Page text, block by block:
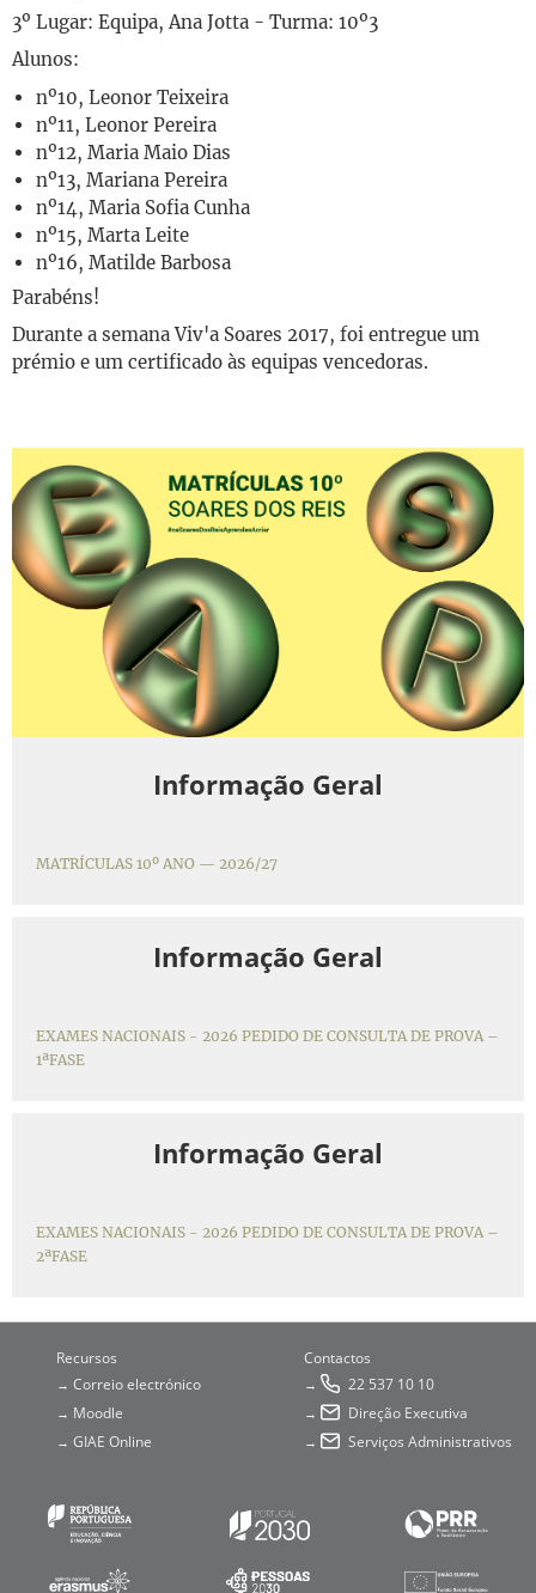
3º Lugar: Equipa, Ana Jotta - Turma: 10º3
Alunos:
nº10, Leonor Teixeira
nº11, Leonor Pereira
nº12, Maria Maio Dias
nº13, Mariana Pereira
nº14, Maria Sofia Cunha
nº15, Marta Leite
nº16, Matilde Barbosa
Parabéns!
Durante a semana Viv'a Soares 2017, foi entregue um
prémio e um certificado às equipas vencedoras.
Informação Geral
MATRÍCULAS 10º ANO — 2026/27
Informação Geral
EXAMES NACIONAIS - 2026 PEDIDO DE CONSULTA DE PROVA –
1ªFASE
Informação Geral
EXAMES NACIONAIS - 2026 PEDIDO DE CONSULTA DE PROVA –
2ªFASE
Recursos
→ Correio electrónico
→ Moodle
→ GIAE Online
Contactos
→ 22 537 10 10
→ Direção Executiva
→ Serviços Administrativos